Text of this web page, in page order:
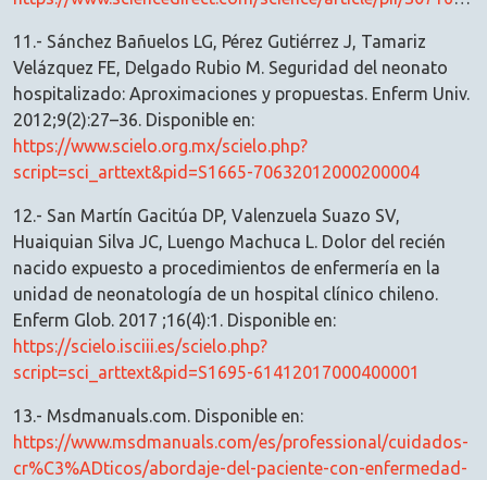
11.- Sánchez Bañuelos LG, Pérez Gutiérrez J, Tamariz
Velázquez FE, Delgado Rubio M. Seguridad del neonato
hospitalizado: Aproximaciones y propuestas. Enferm Univ.
2012;9(2):27–36. Disponible en:
https://www.scielo.org.mx/scielo.php?
script=sci_arttext&pid=S1665-70632012000200004
12.- San Martín Gacitúa DP, Valenzuela Suazo SV,
Huaiquian Silva JC, Luengo Machuca L. Dolor del recién
nacido expuesto a procedimientos de enfermería en la
unidad de neonatología de un hospital clínico chileno.
Enferm Glob. 2017 ;16(4):1. Disponible en:
https://scielo.isciii.es/scielo.php?
script=sci_arttext&pid=S1695-61412017000400001
13.- Msdmanuals.com. Disponible en:
https://www.msdmanuals.com/es/professional/cuidados-
cr%C3%ADticos/abordaje-del-paciente-con-enfermedad-